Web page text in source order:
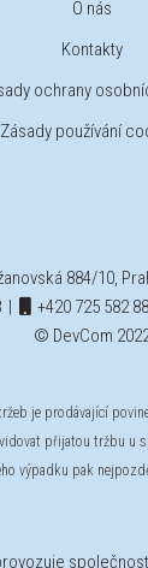
O nás
Kontakty
ochrany
Zásady používání
884/10,
| +420 725 582
© DevCom
je prodávající
přijatou tržbu u
výpadku pak